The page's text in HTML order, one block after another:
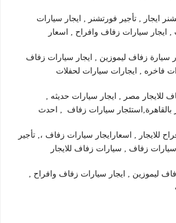
ايجار , تأجير فورتشنر , ايجار سيارات
ايجار سيارات زفاف وافراح , اسعار
سيارة زفاف ليموزين , ايجار سيارات زفاف
فاخره , ايجارات سيارات لحفلات
للايجار مصر , ايجار سيارات حديثه ,
بالقاهرة,استئجار سيارات زفاف , احدث
للايجار , اسعارايجار سيارات زفاف ،, تأجير
زفاف , سيارات زفاف للايجار
ليموزين , ايجار سيارات زفاف وافراح ,